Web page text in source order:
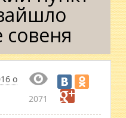
о
2071